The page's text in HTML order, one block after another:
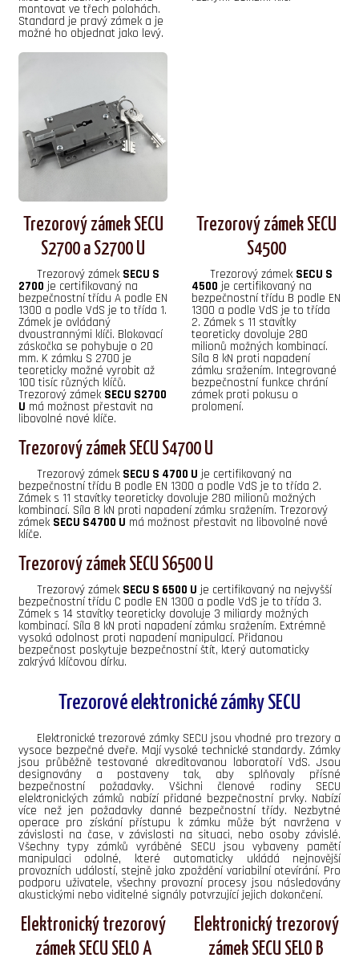
montovat ve třech polohách.
Standard je pravý zámek a je
možné ho objednat jako levý.
Trezorový zámek SECU
S2700 a S2700 U
Trezorový zámek SECU S
2700 je certifikovaný na
bezpečnostní třídu A podle EN
1300 a podle VdS je to třída 1.
Zámek je ovládaný
dvoustrannými klíči. Blokovací
záskočka se pohybuje o 20
mm. K zámku S 2700 je
teoreticky možné vyrobit až
100 tisíc různých klíčů.
Trezorový zámek SECU S2700
U má možnost přestavit na
libovolné nové klíče.
Trezorový zámek SECU
S4500
Trezorový zámek SECU S
4500 je certifikovaný na
bezpečnostní třídu B podle EN
1300 a podle VdS je to třída
2. Zámek s 11 stavítky
teoreticky dovoluje 280
milionů možných kombinací.
Síla 8 kN proti napadení
zámku sražením. Integrované
bezpečnostní funkce chrání
zámek proti pokusu o
prolomení.
Trezorový zámek SECU S4700 U
Trezorový zámek SECU S 4700 U je certifikovaný na
bezpečnostní třídu B podle EN 1300 a podle VdS je to třída 2.
Zámek s 11 stavítky teoreticky dovoluje 280 milionů možných
kombinací. Síla 8 kN proti napadení zámku sražením. Trezorový
zámek SECU S4700 U má možnost přestavit na libovolné nové
klíče.
Trezorový zámek SECU S6500 U
Trezorový zámek SECU S 6500 U je certifikovaný na nejvyšší
bezpečnostní třídu C podle EN 1300 a podle VdS je to třída 3.
Zámek s 14 stavítky teoreticky dovoluje 3 miliardy možných
kombinací. Síla 8 kN proti napadení zámku sražením. Extrémně
vysoká odolnost proti napadení manipulací. Přidanou
bezpečnost poskytuje bezpečnostní štít, který automaticky
zakrývá klíčovou dírku.
Trezorové elektronické zámky SECU
Elektronické trezorové zámky SECU jsou vhodné pro trezory a
vysoce bezpečné dveře. Mají vysoké technické standardy. Zámky
jsou průběžně testované akreditovanou laboratoří VdS. Jsou
designovány a postaveny tak, aby splňovaly přísné
bezpečnostní požadavky. Všichni členové rodiny SECU
elektronických zámků nabízí přidané bezpečnostní prvky. Nabízí
více než jen požadavky danné bezpečnostní třídy. Nezbytné
operace pro získání přístupu k zámku může být navržena v
závislosti na čase, v závislosti na situaci, nebo osoby závislé.
Všechny typy zámků vyráběné SECU jsou vybaveny pamětí
manipulaci odolné, které automaticky ukládá nejnovější
provozních událostí, stejně jako zpoždění variabilní otevírání. Pro
podporu uživatele, všechny provozní procesy jsou následovány
akustickými nebo viditelné signály potvrzující jejich dokončení.
Elektronický trezorový
zámek SECU SELO A
Elektronický trezorový
zámek SECU SELO B